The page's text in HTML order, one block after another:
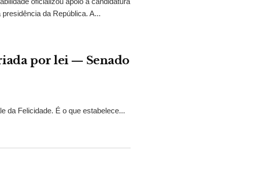
da República. A...
por lei — Senado
da Felicidade. É o que estabelece...